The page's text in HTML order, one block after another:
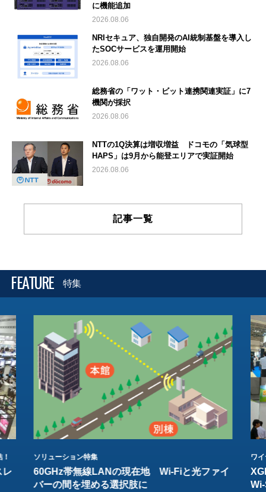
に機能追加
2026.08.06
NRIセキュア、独自開発のAI統制基盤を導入し
たSOCサービスを運用開始
2026.08.06
総務省の「ワット・ビット連携関連実証」に7
機関が採択
2026.08.06
NTTの1Q決算は増収増益 ドコモの「気球型
HAPS」は9月から能登エリアで実証開始
2026.08.06
記事一覧
FEATURE 特集
レ
ソリューション特集
60GHz帯無線LANの現在地 Wi-Fiと光ファイ
バーの間を埋める選択肢に
ワ